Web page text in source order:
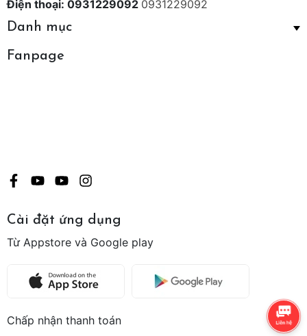
Điện thoại: 0931229092 0931229092
Danh mục
Fanpage
Cài đặt ứng dụng
Từ Appstore và Google play
Chấp nhận thanh toán